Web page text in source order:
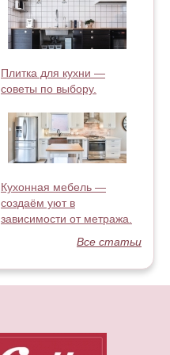
Плитка для кухни —
советы по выбору.
Кухонная мебель —
создаём уют в
зависимости от метража.
Все статьи